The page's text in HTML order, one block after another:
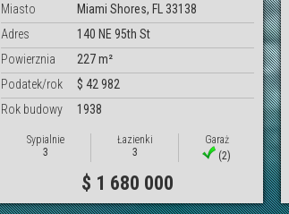
Miasto
Miami Shores, FL 33138
Adres
140 NE 95th St
Powierznia
227 m²
Podatek/rok
$ 42 982
Rok budowy
1938
Sypialnie
3
Łazienki
3
Garaż
(2)
$ 1 680 000